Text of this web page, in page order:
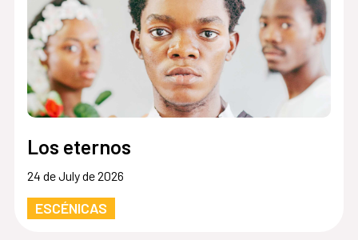
Los eternos
24 de July de 2026
ESCÉNICAS